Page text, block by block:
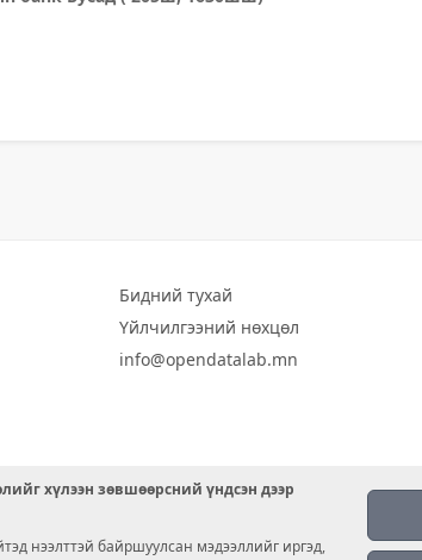
Бидний тухай
Үйлчилгээний нөхцөл
info@opendatalab.mn
хүлээн зөвшөөрсний үндсэн дээр
нээлттэй байршуулсан мэдээллийг иргэд,